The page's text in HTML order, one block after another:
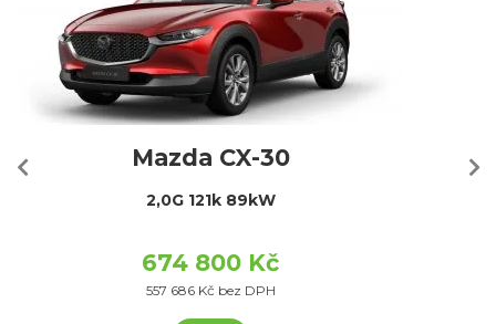
Mazda CX-30
2,0G 121k 89kW
674 800 Kč
557 686 Kč bez DPH